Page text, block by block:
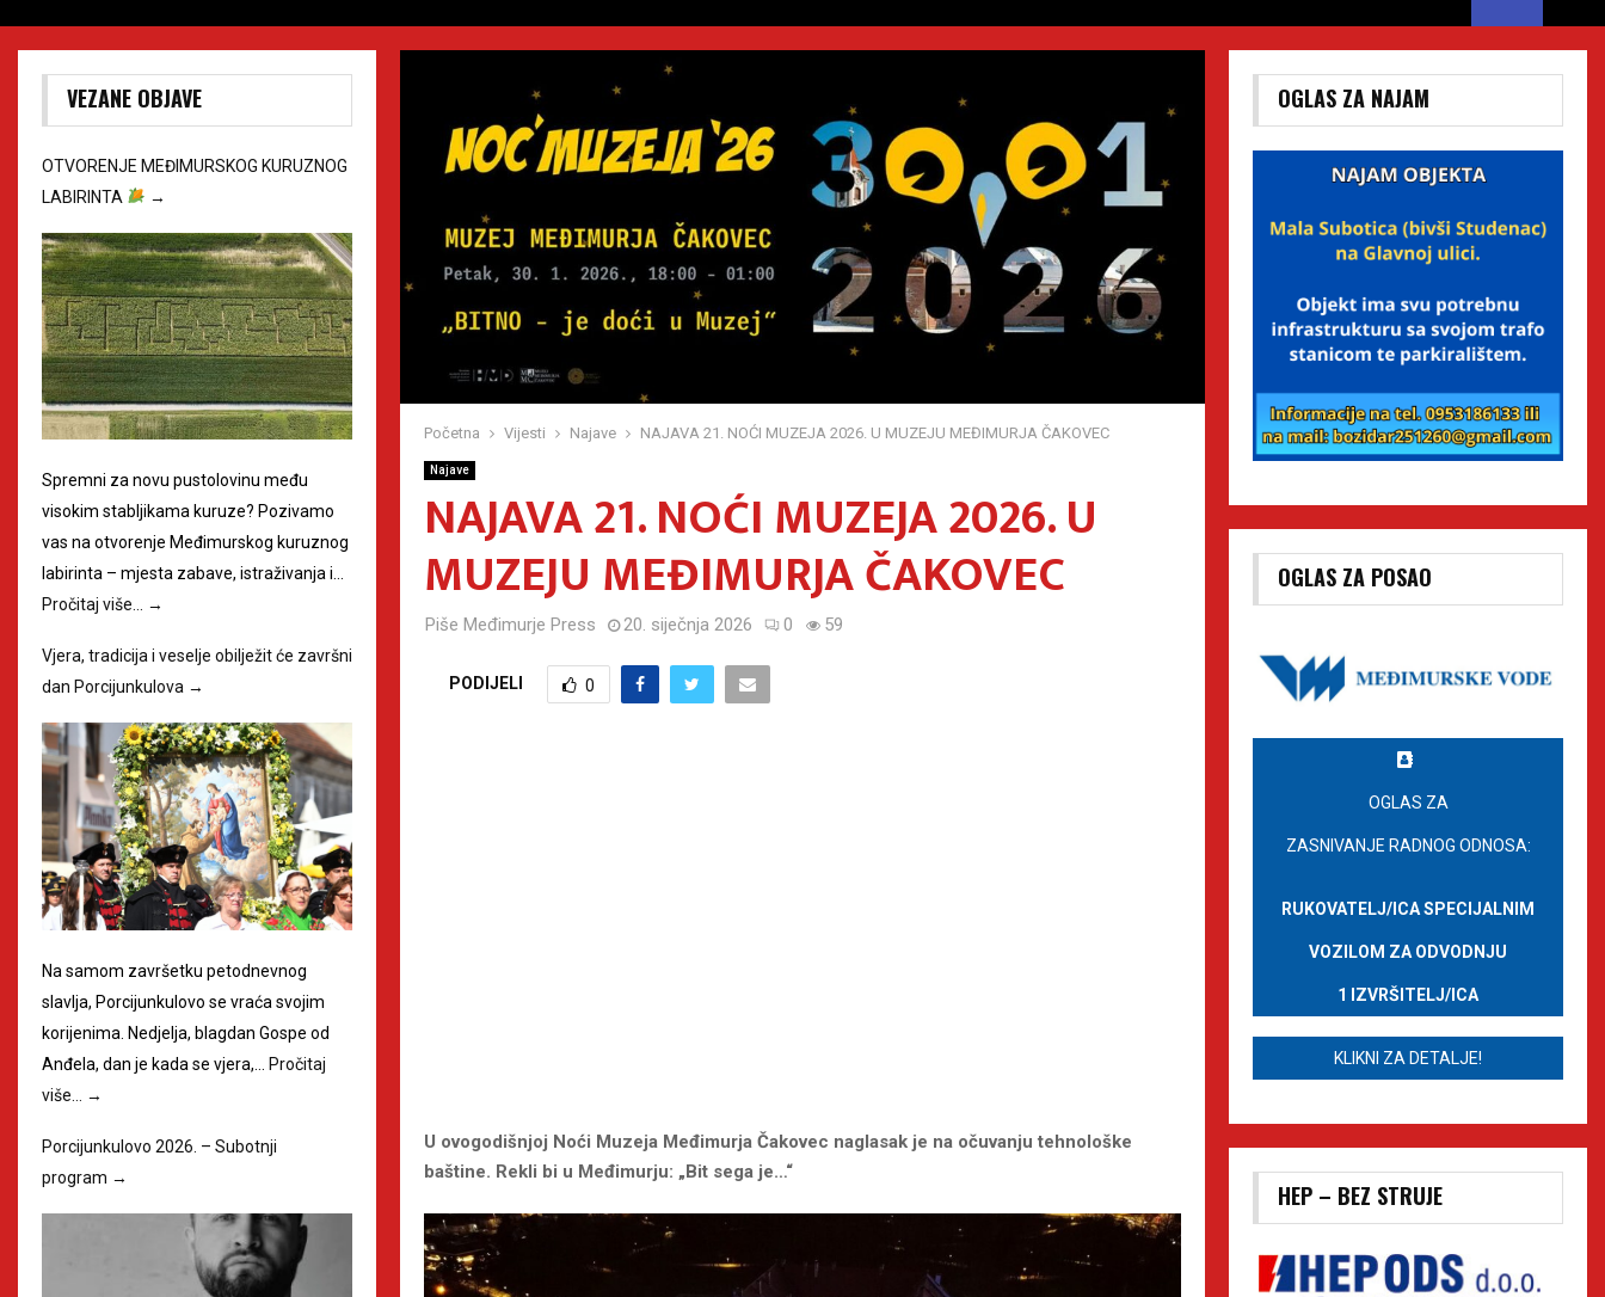
Početna Vijesti Najave NAJAVA 21. NOĆI MUZEJA 2026. U MUZEJU MEĐIMURJA ČAKOVEC
Najave
NAJAVA 21. NOĆI MUZEJA 2026. U
MUZEJU MEĐIMURJA ČAKOVEC
Piše Međimurje Press 20. siječnja 2026 0 59
PODIJELI 0
U ovogodišnjoj Noći Muzeja Međimurja Čakovec naglasak je na očuvanju tehnološke
baštine. Rekli bi u Međimurju: „Bit sega je…“
VEZANE OBJAVE
OTVORENJE MEĐIMURSKOG KURUZNOG
LABIRINTA
→
Spremni za novu pustolovinu među
visokim stabljikama kuruze? Pozivamo
vas na otvorenje Međimurskog kuruznog
labirinta – mjesta zabave, istraživanja i…
Pročitaj više… →
Vjera, tradicija i veselje obilježit će završni
dan Porcijunkulova →
Na samom završetku petodnevnog
slavlja, Porcijunkulovo se vraća svojim
korijenima. Nedjelja, blagdan Gospe od
Anđela, dan je kada se vjera,…
Pročitaj
više…
→
Porcijunkulovo 2026. – Subotnji
program →
OGLAS ZA NAJAM
OGLAS ZA POSAO
OGLAS ZA
ZASNIVANJE RADNOG ODNOSA:
RUKOVATELJ/ICA SPECIJALNIM
VOZILOM ZA ODVODNJU
1 IZVRŠITELJ/ICA
KLIKNI ZA DETALJE!
HEP – BEZ STRUJE